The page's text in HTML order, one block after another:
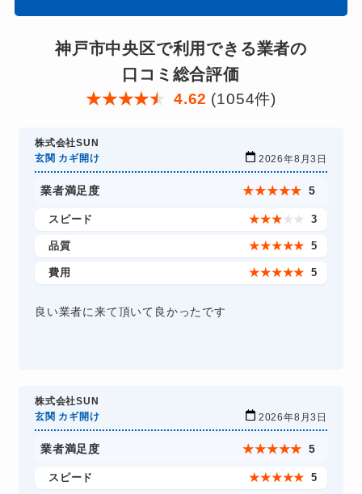
神戸市中央区で利用できる業者の
口コミ総合評価
★★★★★ 4.62 (1054件)
株式会社SUN
玄関 カギ開け
2026年8月3日
業者満足度 ★★★★★ 5
スピード ★★★ ★ ★ 3
品質 ★★★★★ 5
費用 ★★★★★ 5
良い業者に来て頂いて良かったです
株式会社SUN
玄関 カギ開け
2026年8月3日
業者満足度 ★★★★★ 5
スピード ★★★★★ 5